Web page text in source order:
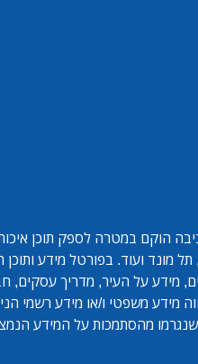
הוקם במטרה לספק תוכן
מונד ועוד. בפורטל מידע
מידע על העיר, מדריך עסקים,
מידע משפטי ו/או מידע רשמי
מהסתמכות על המידע